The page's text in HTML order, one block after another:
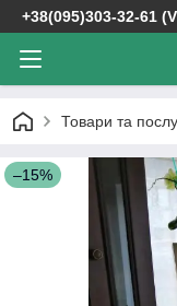
+38(095)303-32-61
Товари та
–15%